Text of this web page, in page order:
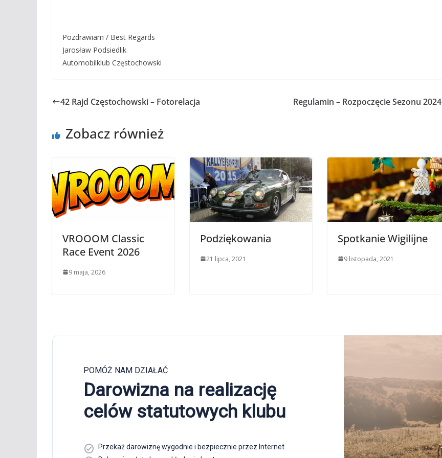
Pozdrawiam / Best Regards
Jarosław Podsiedlik
Automobilklub Częstochowski
42 Rajd Częstochowski – Fotorelacja Regulamin – Rozpoczęcie Sezonu 2024
Zobacz również
VROOOM Classic
Race Event 2026
9 maja, 2026
Podziękowania
21 lipca, 2021
Spotkanie Wigilijne
9 listopada, 2021